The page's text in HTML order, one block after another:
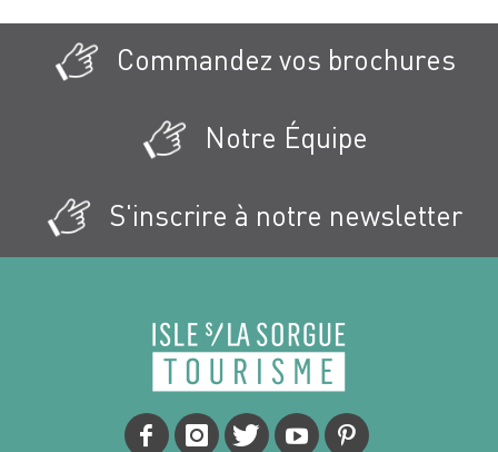
Commandez vos brochures
Notre Équipe
S'inscrire à notre newsletter